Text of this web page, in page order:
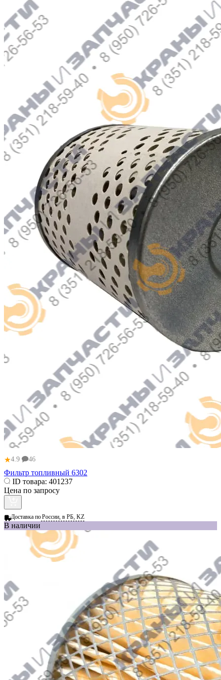
★4.9 46
Фильтр топливный 6302
ID товара: 401237
Цена по запросу
Доставка поРоссии, в РБ, KZ
В наличии